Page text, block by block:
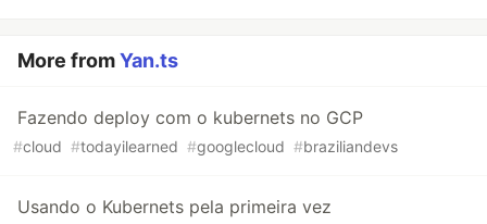
More fromYan.ts
Fazendo deploy com o kubernets no GCP
#cloud #todayilearned #googlecloud #braziliandevs
Usando o Kubernets pela primeira vez